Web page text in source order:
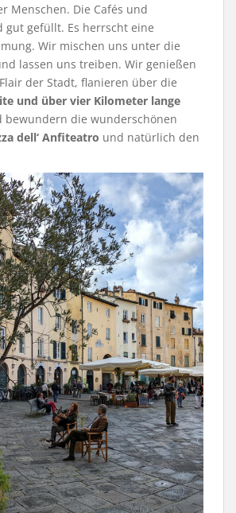
Menschen. Die Cafés und
gut gefüllt. Es herrscht eine
Wir mischen uns unter die
lassen uns treiben. Wir genießen
der Stadt, flanieren über die
und über vier Kilometer lange
bewundern die wunderschönen
dell‘ Anfiteatro und natürlich den